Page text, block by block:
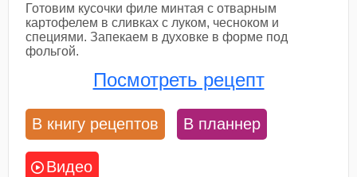
Готовим кусочки филе минтая с отварным
картофелем в сливках с луком, чесноком и
специями. Запекаем в духовке в форме под
фольгой.
Посмотреть рецепт
В книгу рецептов В планнер
Видео